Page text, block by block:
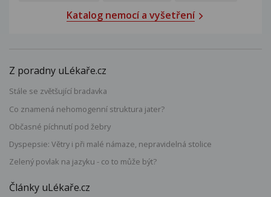
Katalog nemocí a vyšetření
Z poradny uLékaře.cz
Stále se zvětšující bradavka
Co znamená nehomogenní struktura jater?
Občasné píchnutí pod žebry
Dyspepsie: Větry i při malé námaze, nepravidelná stolice
Zelený povlak na jazyku - co to může být?
Články uLékaře.cz